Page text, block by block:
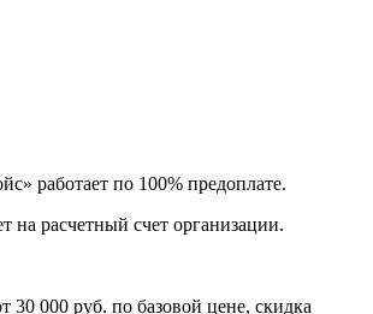
работает по 100% предоплате.
на расчетный счет организации.
30 000 руб. по базовой цене, скидка